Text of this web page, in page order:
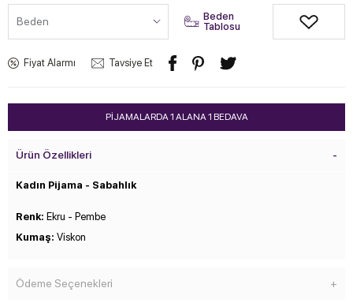
Beden
Tablosu
Fiyat Alarmı Tavsiye Et
PİJAMALARDA 1 ALANA 1 BEDAVA
Ürün Özellikleri
Kadın Pijama - Sabahlık
Renk: Ekru - Pembe
Kumaş: Viskon
Ödeme Seçenekleri